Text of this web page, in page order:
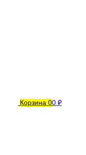
Корзина 00 ₽